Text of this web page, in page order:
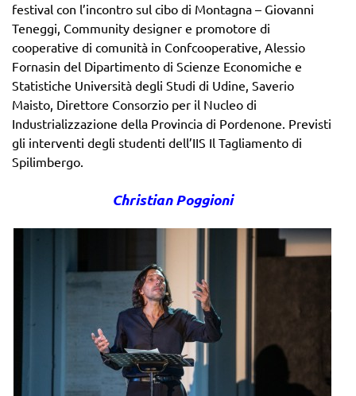
festival con l’incontro sul cibo di Montagna – Giovanni
Teneggi, Community designer e promotore di
cooperative di comunità in Confcooperative, Alessio
Fornasin del Dipartimento di Scienze Economiche e
Statistiche Università degli Studi di Udine, Saverio
Maisto, Direttore Consorzio per il Nucleo di
Industrializzazione della Provincia di Pordenone. Previsti
gli interventi degli studenti dell’IIS Il Tagliamento di
Spilimbergo.
Christian Poggioni